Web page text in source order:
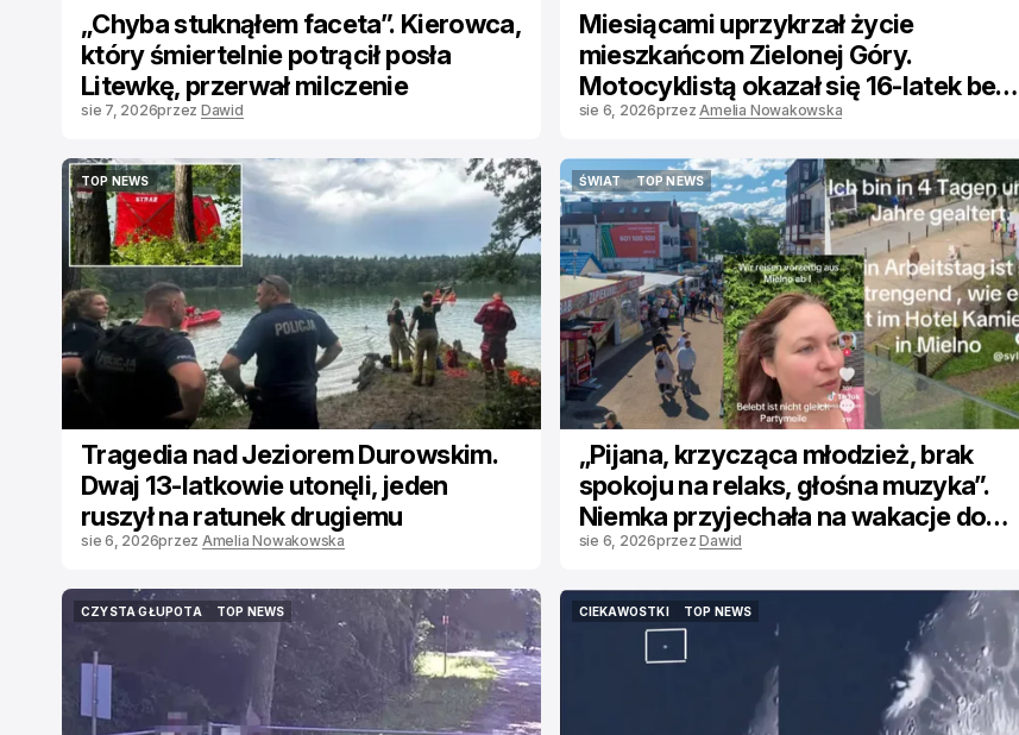
„Chyba stuknąłem faceta”. Kierowca,
który śmiertelnie potrącił posła
Litewkę, przerwał milczenie
sie 7, 2026przez Dawid
Miesiącami uprzykrzał życie
mieszkańcom Zielonej Góry.
Motocyklistą okazał się 16-latek bez
uprawnień
sie 6, 2026przez Amelia Nowakowska
TOP NEWS
TOP NEWS
Tragedia nad Jeziorem Durowskim.
Dwaj 13-latkowie utonęli, jeden
ruszył na ratunek drugiemu
sie 6, 2026przez Amelia Nowakowska
ŚWIAT
ŚWIAT
TOP NEWS
TOP NEWS
„Pijana, krzycząca młodzież, brak
spokoju na relaks, głośna muzyka”.
Niemka przyjechała na wakacje do
Mielna i narzeka, że ludzie się bawią
sie 6, 2026przez Dawid
CZYSTA GŁUPOTA
TOP NEWS
TOP NEWS
CIEKAWOSTKI
CIEKAWOSTKI
TOP NEWS
TOP NEWS